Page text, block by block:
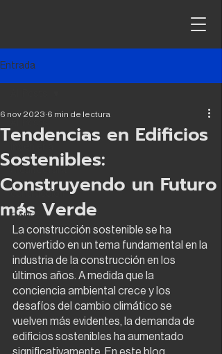
Entrada
CAPEX
Tendencias en Edificios
Sostenibles:
Construyendo un Futuro
más Verde
6 nov 2023 6 min de lectura
La construcción sostenible se ha
convertido en un tema fundamental en la
industria de la construcción en los
últimos años. A medida que la
conciencia ambiental crece y los
desafíos del cambio climático se
vuelven más evidentes, la demanda de
edificios sostenibles ha aumentado